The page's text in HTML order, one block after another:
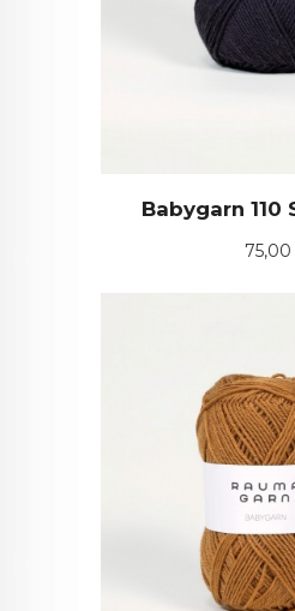
Babygarn 110
Pris
75,00